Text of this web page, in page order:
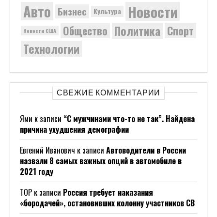
Авто Бизнес Культура Новости
Новости США Общество Политика Спорт
Технологии
СВЕЖИЕ КОММЕНТАРИИ
Ями к записи “С мужчинами что-то не так”. Найдена
причина ухудшения демографии
Евгений Иванович к записи Автоводители в России
назвали 8 самых важных опций в автомобиле в
2021 году
ТОР к записи Россия требует наказания
«бородачей», остановивших колонну участников СВ